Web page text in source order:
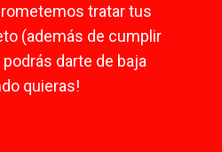
tratar tus
(además de cumplir
podrás darte de baja
quieras!